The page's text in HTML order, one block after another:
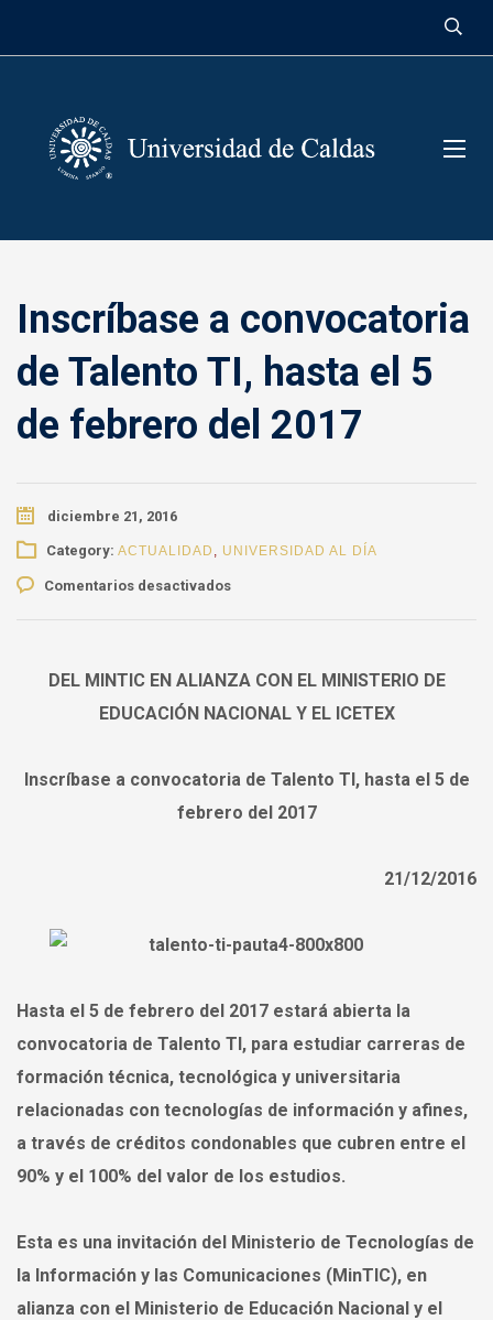
Inscríbase a convocatoria
de Talento TI, hasta el 5
de febrero del 2017
diciembre 21, 2016
Category: ACTUALIDAD , UNIVERSIDAD AL DÍA
Comentarios desactivadosen
de
TI,
de
DEL MINTIC EN ALIANZA CON EL MINISTERIO DE
EDUCACIÓN NACIONAL Y EL ICETEX
Inscríbase a convocatoria de Talento TI, hasta el 5 de
febrero del 2017
21/12/2016
Hasta el 5 de febrero del 2017 estará abierta la
convocatoria de Talento TI, para estudiar carreras de
formación técnica, tecnológica y universitaria
relacionadas con tecnologías de información y afines,
a través de créditos condonables que cubren entre el
90% y el 100% del valor de los estudios.
Esta es una invitación del Ministerio de Tecnologías de
la Información y las Comunicaciones (MinTIC), en
alianza con el Ministerio de Educación Nacional y el